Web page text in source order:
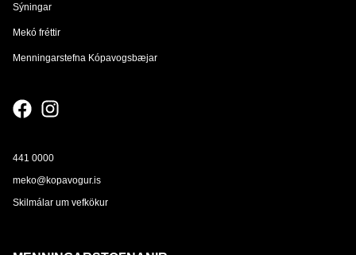
Sýningar
Mekó fréttir
Menningarstefna Kópavogsbæjar
441 0000
meko@kopavogur.is
Skilmálar um vefkökur